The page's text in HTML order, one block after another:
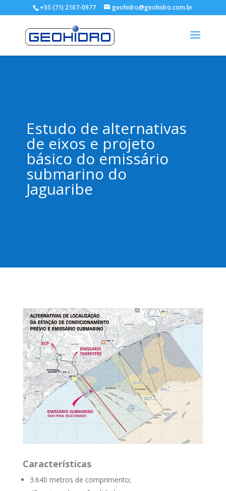
+55 (71) 2107-0977 geohidro@geohidro.com.br
Estudo de alternativas
de eixos e projeto
básico do emissário
submarino do
Jaguaribe
Características
3.640 metros de comprimento;